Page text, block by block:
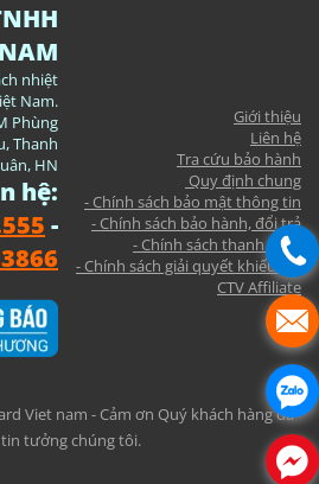
nhiệt
Nam.
Phùng
Thanh
HN
hệ:
-
Giới thiệu
Liên hệ
Tra cứu bảo hành
Quy định chung
- Chính sách bảo mật thông tin
- Chính sách bảo hành, đổi trả
- Chính sách thanh toán
- Chính sách giải quyết khiếu nại
CTV Affiliate
Viet nam - Cảm ơn Quý khách hàng đã
tưởng chúng tôi.